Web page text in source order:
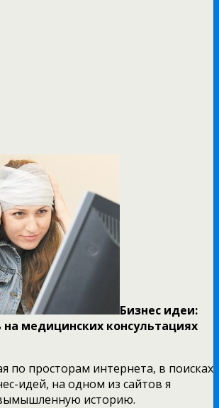
Бизнес идеи:
на медицинских консультациях
по просторам интернета, в поисках
идей, на одном из сайтов я
историю.